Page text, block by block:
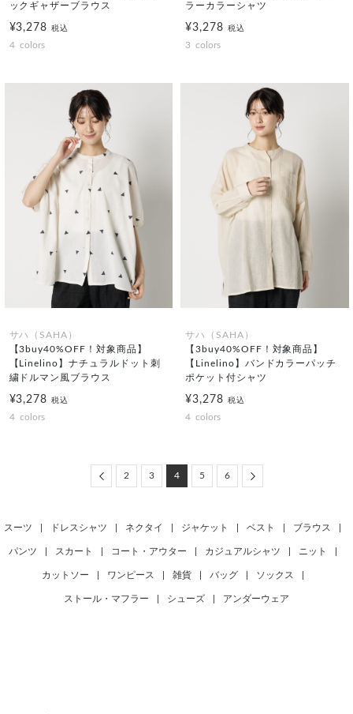
ックギャザーブラウス
¥3,278税込
4 colors
ラーカラーシャツ
¥3,278 税込
3 colors
サハ（SAHA）
【3buy40%OFF！対象商品】
【Linelino】ナチュラルドット刺
繍ドルマン風ブラウス
¥3,278税込
4 colors
サハ（SAHA）
【3buy40%OFF！対象商品】
【Linelino】バンドカラーパッチ
ポケット付シャツ
¥3,278 税込
4 colors
Previous
2 3 4 5 6 Next
スーツ ドレスシャツ ネクタイ ジャケット ベスト ブラウス
パンツ スカート コート・アウター カジュアルシャツ ニット
カットソー ワンピース 雑貨 バッグ ソックス
ストール・マフラー シューズ アンダーウェア